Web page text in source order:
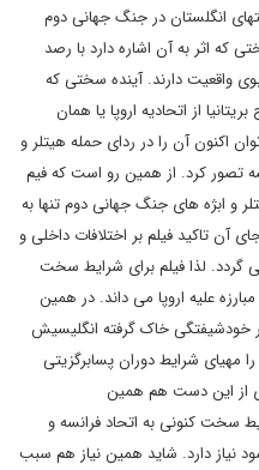
انگلستان در جنگ جهانی دوم
که اثر به آن اشاره دارد با رصد
واقعیت دارند. آینده سختی که
23 ژوئن 2016 در خروج بریتانیا از اتحادیه اروپا یا همان
اکنون آن را در ردای حمله هیتلر و
تصور کرد. از همین رو است که فیم
و ابژه های جنگ جهانی دوم تنها به
آن تاکید فیلم بر اختلافات داخلی و
گردد. لذا فیلم برای شرایط سخت
علیه اروپا می داند. در همین
خودشیفتگی خاک گرفته انگلیسیش
شرایط دوران پسابرگزیتی
از این دست هم همین
سخت کنونی به اتحاد فرانسه و
نیاز دارد. شاید همین نیاز هم سبب